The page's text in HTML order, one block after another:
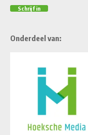
Onderdeel van: